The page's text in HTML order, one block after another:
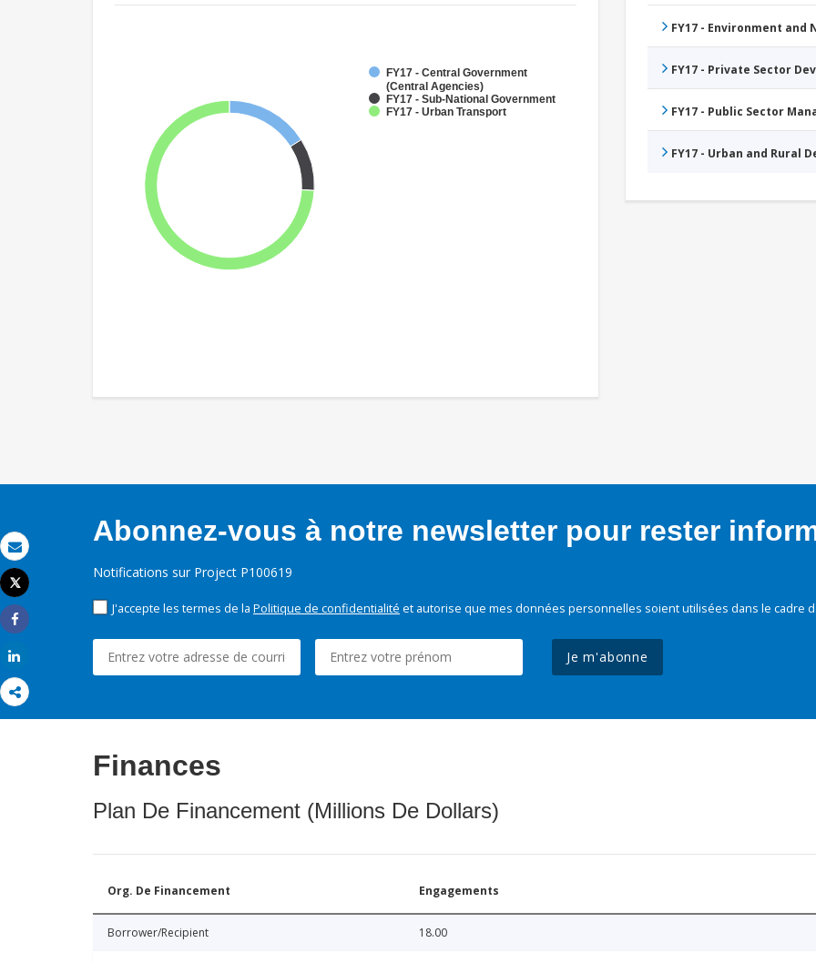
Email
Imprimer
Tweet
Share
FY17 - Central Government
(Central Agencies)
FY17 - Sub-National Government
FY17 - Urban Transport
FY17 - Environment
FY17 - Private Sector
FY17 - Public Sector
FY17 - Urban and Rural
Abonnez-vous à notre newsletter pour rester
Notifications sur Project P100619
J'accepte les termes de la Politique de confidentialité et autorise que mes données personnelles soient utilisées dans le cadre
Je m'abonne
Finances
Plan De Financement (Millions De Dollars)
Org. De Financement Engagements
Borrower/Recipient 18.00